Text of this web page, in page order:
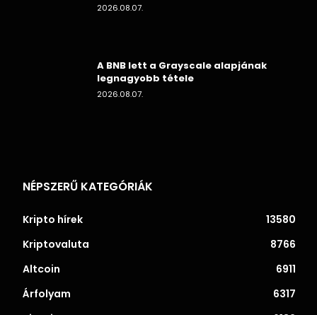
2026.08.07.
A BNB lett a Grayscale alapjának
legnagyobb tétele
2026.08.07.
NÉPSZERŰ KATEGÓRIÁK
Kripto hírek
13580
Kriptovaluta
8766
Altcoin
6911
Árfolyam
6317